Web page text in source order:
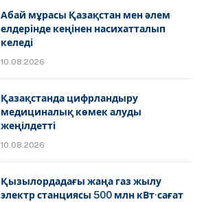
Абай мұрасы Қазақстан мен әлем
елдерінде кеңінен насихатталып
келеді
10.08.2026
Қазақстанда цифрландыру
медициналық көмек алуды
жеңілдетті
10.08.2026
Қызылордадағы жаңа газ жылу
электр станциясы 500 млн кВт·сағат